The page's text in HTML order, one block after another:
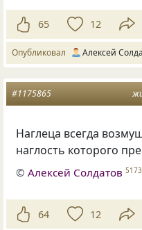
65 12
Опубликовал Алексей
#1175865
Наглеца всегда
наглость которого
©Алексей Солдатов 5173
64 12